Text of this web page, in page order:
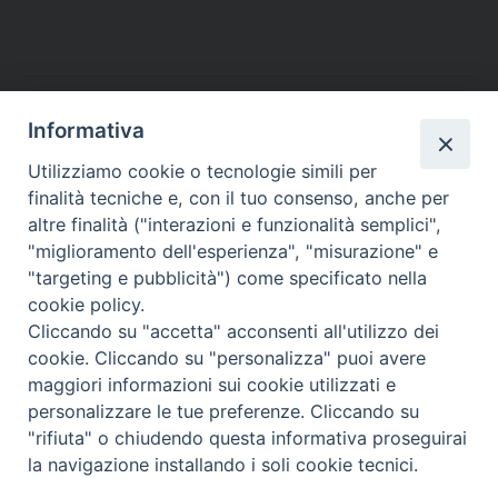
Temi:
FONDAZIONE MIGRANTES
SCALABRINIANE
SCALABRINIANI
Migrantes Online
Fondazione Migrantes
© 2026 WebSeed
Informativa
Utilizziamo cookie o tecnologie simili per
finalità tecniche e, con il tuo consenso, anche per
altre finalità ("interazioni e funzionalità semplici",
"miglioramento dell'esperienza", "misurazione" e
"targeting e pubblicità") come specificato nella
cookie policy.
Cliccando su "accetta" acconsenti all'utilizzo dei
cookie. Cliccando su "personalizza" puoi avere
maggiori informazioni sui cookie utilizzati e
personalizzare le tue preferenze. Cliccando su
"rifiuta" o chiudendo questa informativa proseguirai
la navigazione installando i soli cookie tecnici.